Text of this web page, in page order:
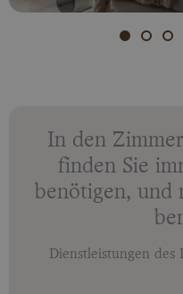
In den
finden Sie
benötigen, und
Dienstleistungen des